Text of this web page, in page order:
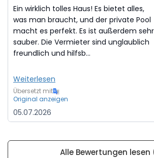
Ein wirklich tolles Haus! Es bietet alles,
was man braucht, und der private Pool
macht es perfekt. Es ist außerdem sehr
sauber. Die Vermieter sind unglaublich
freundlich und hilfsb...
Weiterlesen
Übersetzt mit
Original anzeigen
05.07.2026
Alle Bewertungen lesen